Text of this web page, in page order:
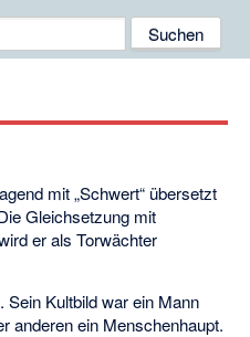
mit „Schwert“ übersetzt
Gleichsetzung mit
er als Torwächter
Sein Kultbild war ein Mann
anderen ein Menschenhaupt.